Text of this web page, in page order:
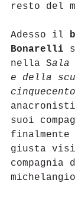
resto del
Adesso il
Bonarelli
nella Sala
e della
cinquecento
suoi
finalmente
giusta
compagnia